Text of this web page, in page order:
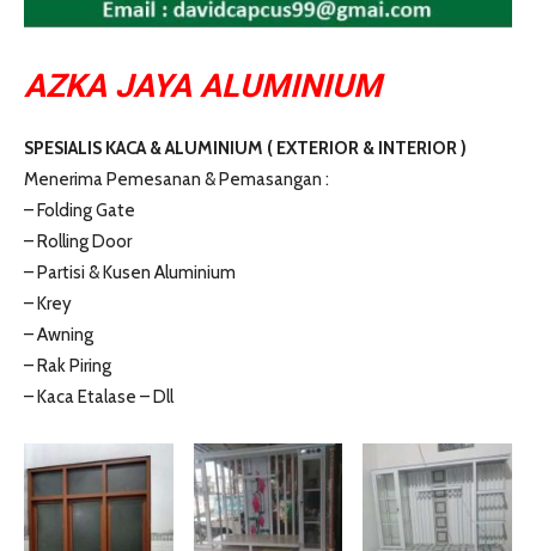
AZKA JAYA ALUMINIUM
SPESIALIS KACA & ALUMINIUM ( EXTERIOR & INTERIOR )
Menerima Pemesanan & Pemasangan :
– Folding Gate
– Rolling Door
– Partisi & Kusen Aluminium
– Krey
– Awning
– Rak Piring
– Kaca Etalase – Dll